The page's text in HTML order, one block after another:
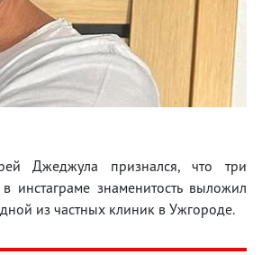
Джеджула признался, что три
инстаграме знаменитость выложил
из частных клиник в Ужгороде.